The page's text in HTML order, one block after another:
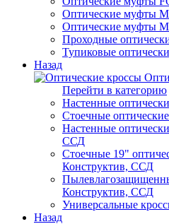
Оптические муфты
Оптические муфты
Проходные
Тупиковые
Назад
Перейти в категорию
Настенные
Стоечные
Настенные
ССД
Стоечные 19"
Конструктив, ССД
Конструктив, ССД
Универсальные
Назад